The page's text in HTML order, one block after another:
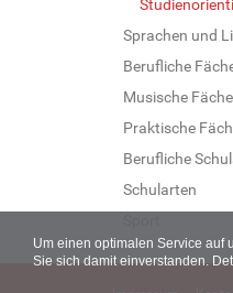
Um einen optimalen Service auf
Sie sich damit einverstanden.
Sprachen und
Berufliche
Musische
Praktische
Berufliche
Schularten